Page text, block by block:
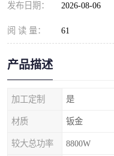
发布日期： 2026-08-06
阅 读 量： 61
产品描述
加工定制 是
材质 钣金
较大总功率 8800W